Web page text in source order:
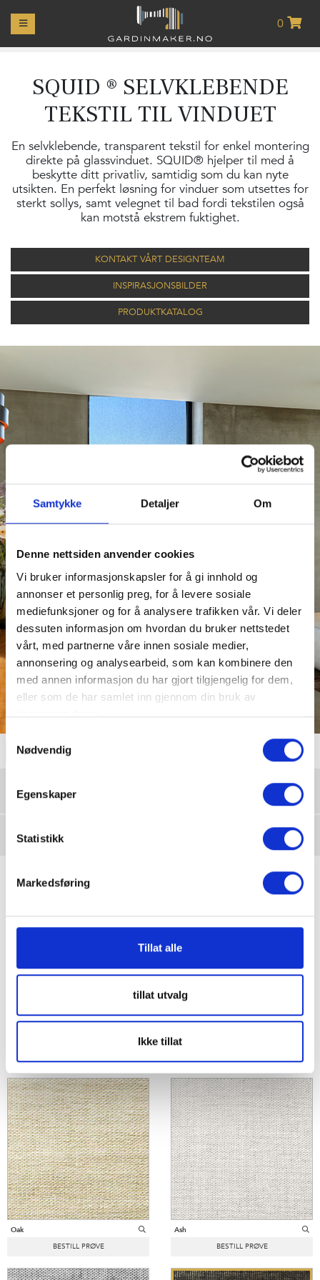
Samtykke Detaljer Om
Denne nettsiden anvender cookies
Vi bruker informasjonskapsler for å gi innhold og
annonser et personlig preg, for å levere sosiale
mediefunksjoner og for å analysere trafikken vår. Vi deler
dessuten informasjon om hvordan du bruker nettstedet
vårt, med partnerne våre innen sosiale medier,
annonsering og analysearbeid, som kan kombinere den
med annen informasjon du har gjort tilgjengelig for dem,
eller som de har samlet inn gjennom din bruk av
tjenestene deres.
Samtykkevalg
Nødvendig
Egenskaper
Statistikk
Markedsføring
Tillat alle
tillat utvalg
Ikke tillat
0
MIN
KONTO
GARDINER
GARDINOPPHENG
LIFTGARDINER
PUTER
RULLEGARDINER
SQUID
BEDRIFTER
PRØVER
GARDINGUIDEN
INSPIRASJONSBLOGG
OPPUSSING
KONTAKT
OSS
NYHETSBREV
SQUID ® SELVKLEBENDE
TEKSTIL TIL VINDUET
En selvklebende, transparent tekstil for enkel montering
direkte på glassvinduet. SQUID® hjelper til med å
beskytte ditt privatliv, samtidig som du kan nyte
utsikten. En perfekt løsning for vinduer som utsettes for
sterkt sollys, samt velegnet til bad fordi tekstilen også
kan motstå ekstrem fuktighet.
KONTAKT VÅRT DESIGNTEAM
INSPIRASJONSBILDER
PRODUKTKATALOG
INFO
FILTRER PÅFARGE
Coal
Bone
Oak Ash